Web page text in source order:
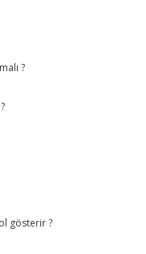
?
gösterir ?